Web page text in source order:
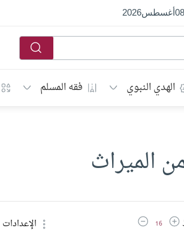
08أغسطس2026
الهدي النبوي فقه المسلم
الميراث
زيادة حجم الخط
16 تقليل حجم الخط الإعدادات